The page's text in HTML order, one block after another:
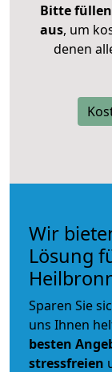
Bitte
aus, um
denen
Wir
Lösung
Sparen Sie
uns Ihnen
besten
stressfreien